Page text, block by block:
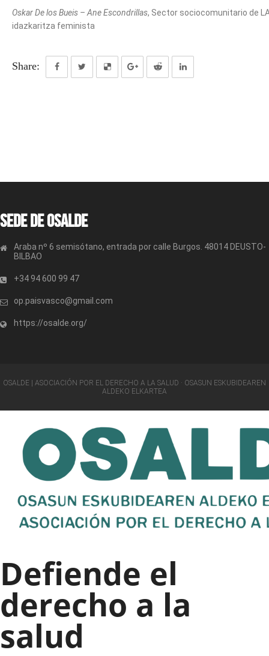
Oskar De los Bueis – Ane Escondrillas, Sector sociocomunitario de
idazkaritza feminista
Share:
Sede de OSALDE
Araba nº 6 semisótano, entrada por calle Burgos. 48014 DEUSTO-
BILBAO
+34 94 600 99 47
op.paisvasco@gmail.com
https://osalde.org/
OSALDE | ASOCIACIÓN POR EL DERECHO A LA SALUD · OSASUN ESKUBIDEAREN
ALDEKO ELKARTEA
Defiende el
derecho a la
salud